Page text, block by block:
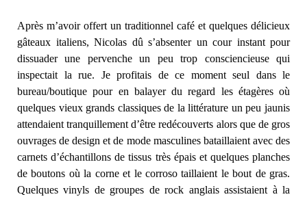
Après m’avoir offert un traditionnel café et quelques délicieux
gâteaux italiens, Nicolas dû s’absenter un cour instant pour
dissuader une pervenche un peu trop consciencieuse qui
inspectait la rue. Je profitais de ce moment seul dans le
bureau/boutique pour en balayer du regard les étagères où
quelques vieux grands classiques de la littérature un peu jaunis
attendaient tranquillement d’être redécouverts alors que de gros
ouvrages de design et de mode masculines bataillaient avec des
carnets d’échantillons de tissus très épais et quelques planches
de boutons où la corne et le corroso taillaient le bout de gras.
Quelques vinyls de groupes de rock anglais assistaient à la